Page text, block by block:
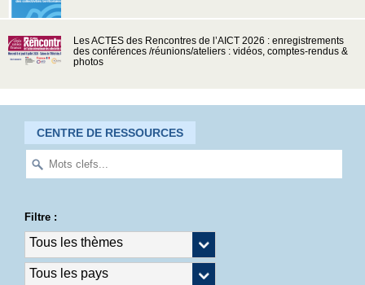
Les ACTES des Rencontres de l’AICT 2026 : enregistrements
des conférences /réunions/ateliers : vidéos, comptes-rendus &
photos
CENTRE DE RESSOURCES
Filtre :